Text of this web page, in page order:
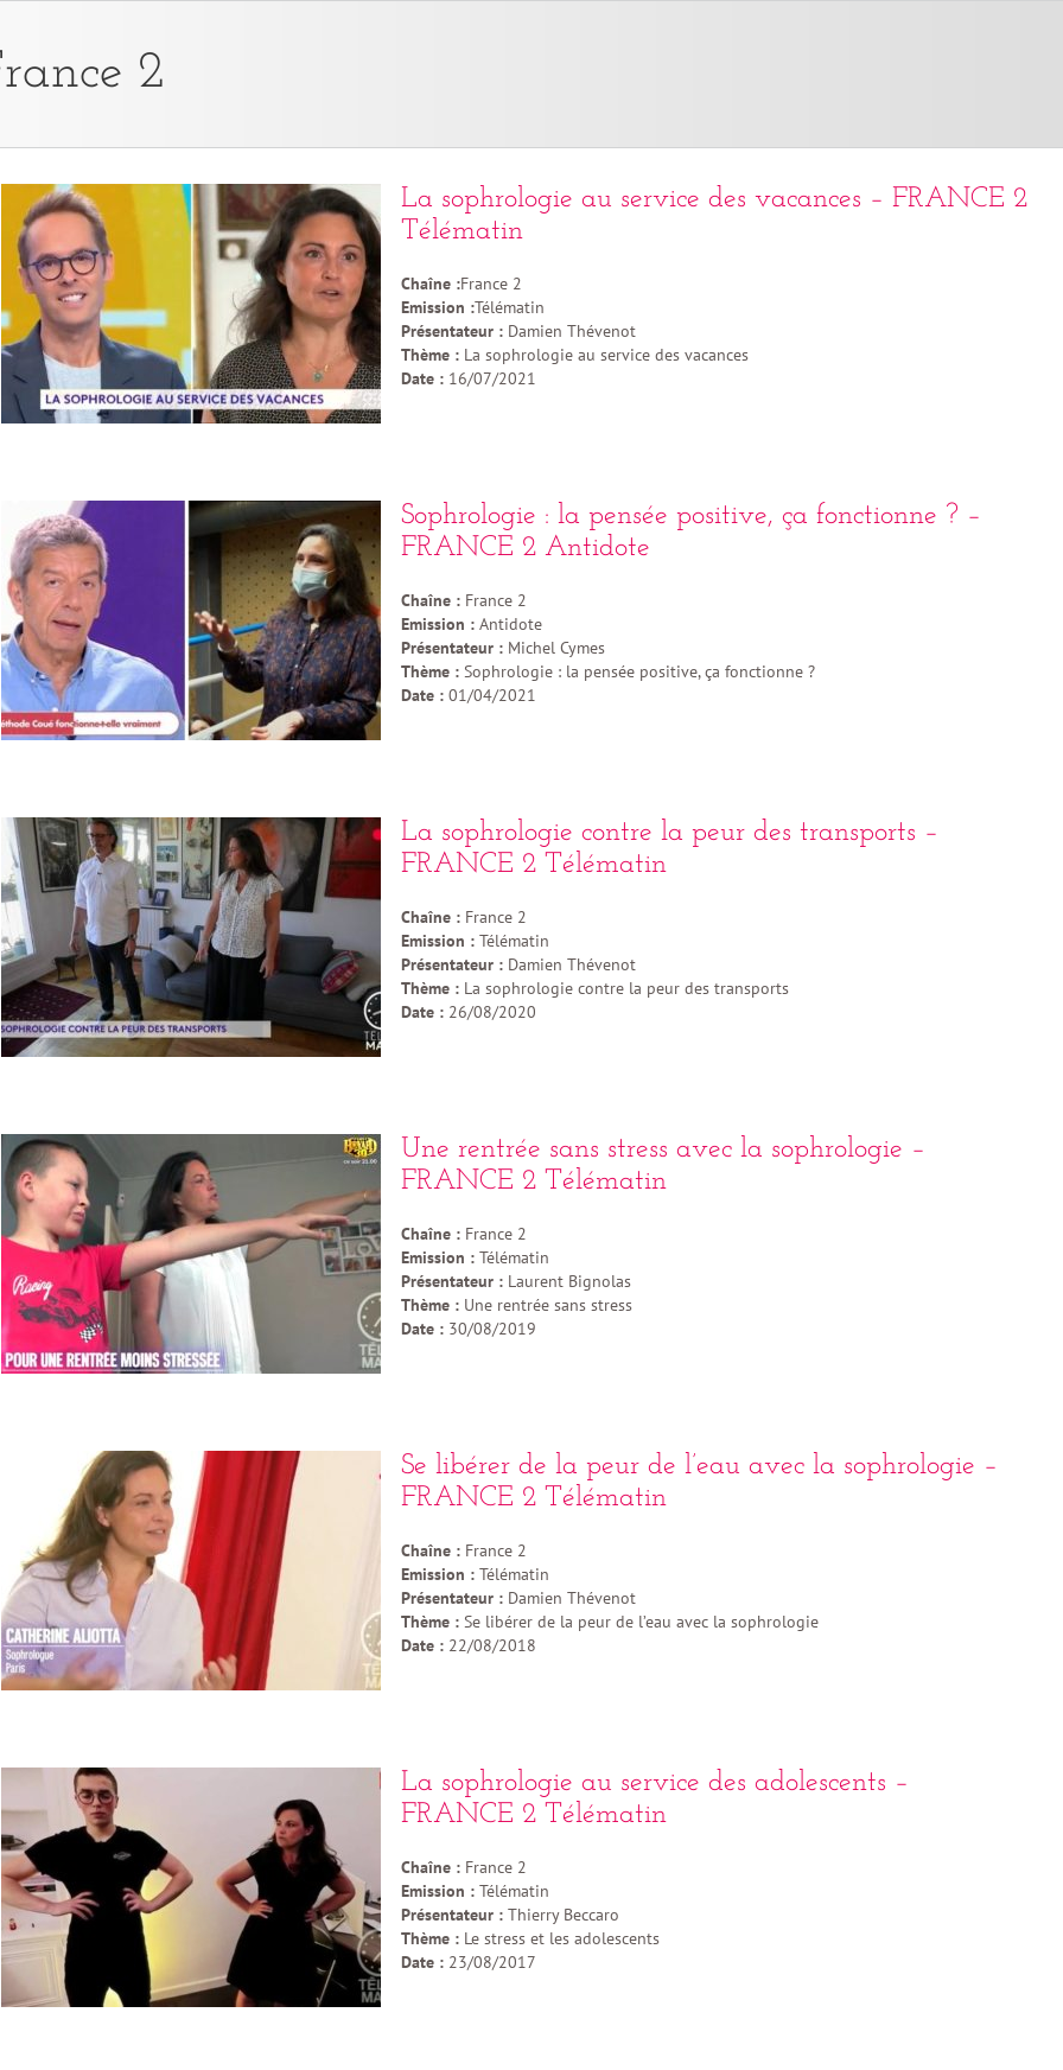
2
La sophrologie au service des vacances – FRANCE 2
Télématin
Chaîne :France 2
Emission :Télématin
Présentateur : Damien Thévenot
Thème : La sophrologie au service des vacances
Date : 16/07/2021
Sophrologie : la pensée positive, ça fonctionne ? –
FRANCE 2 Antidote
Chaîne : France 2
Emission : Antidote
Présentateur : Michel Cymes
Thème : Sophrologie : la pensée positive, ça fonctionne ?
Date : 01/04/2021
La sophrologie contre la peur des transports –
FRANCE 2 Télématin
Chaîne : France 2
Emission : Télématin
Présentateur : Damien Thévenot
Thème : La sophrologie contre la peur des transports
Date : 26/08/2020
Une rentrée sans stress avec la sophrologie –
FRANCE 2 Télématin
Chaîne : France 2
Emission : Télématin
Présentateur : Laurent Bignolas
Thème : Une rentrée sans stress
Date : 30/08/2019
Se libérer de la peur de l’eau avec la sophrologie –
FRANCE 2 Télématin
Chaîne : France 2
Emission : Télématin
Présentateur : Damien Thévenot
Thème : Se libérer de la peur de l’eau avec la sophrologie
Date : 22/08/2018
La sophrologie au service des adolescents –
FRANCE 2 Télématin
Chaîne : France 2
Emission : Télématin
Présentateur : Thierry Beccaro
Thème : Le stress et les adolescents
Date : 23/08/2017